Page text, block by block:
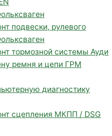
подвески, рулевого
тормозной системы Ауди
ремня и цепи ГРМ
диагностику
сцепления МКПП / DSG